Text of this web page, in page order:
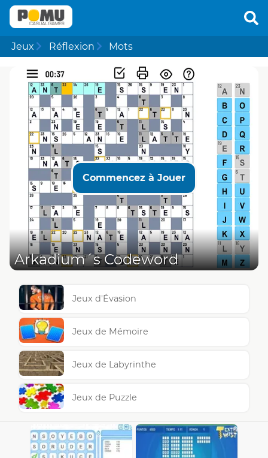
Jeux Réflexion Mots
Commencez à Jouer
Arkadium´s Codeword
Jeux d'Évasion
Jeux de Mémoire
Jeux de Labyrinthe
Jeux de Puzzle